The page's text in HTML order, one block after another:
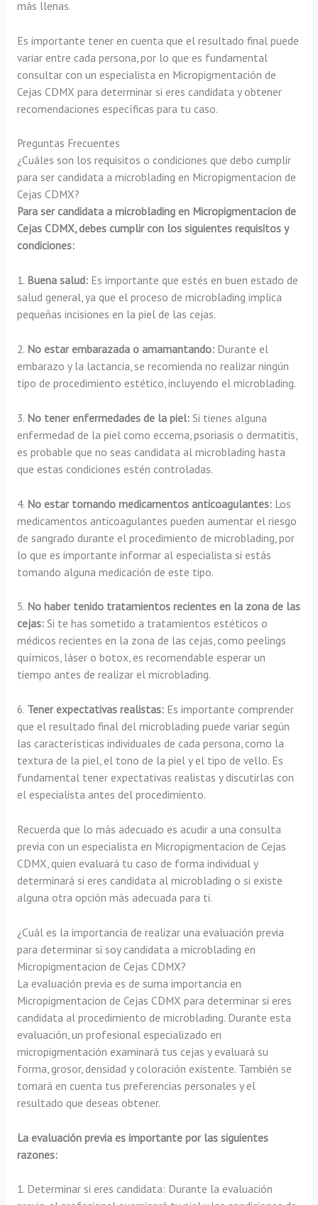
más llenas.
Es importante tener en cuenta que el resultado final puede
variar entre cada persona, por lo que es fundamental
consultar con un especialista en Micropigmentación de
Cejas CDMX para determinar si eres candidata y obtener
recomendaciones específicas para tu caso.
Preguntas Frecuentes
¿Cuáles son los requisitos o condiciones que debo cumplir
para ser candidata a microblading en Micropigmentacion de
Cejas CDMX?
Para ser candidata a microblading en Micropigmentacion de
Cejas CDMX, debes cumplir con los siguientes requisitos y
condiciones:
1. Buena salud:Es importante que estés en buen estado de
salud general, ya que el proceso de microblading implica
pequeñas incisiones en la piel de las cejas.
2. No estar embarazada o amamantando:Durante el
embarazo y la lactancia, se recomienda no realizar ningún
tipo de procedimiento estético, incluyendo el microblading.
3. No tener enfermedades de la piel:Si tienes alguna
enfermedad de la piel como eccema, psoriasis o dermatitis,
es probable que no seas candidata al microblading hasta
que estas condiciones estén controladas.
4. No estar tomando medicamentos anticoagulantes:Los
medicamentos anticoagulantes pueden aumentar el riesgo
de sangrado durante el procedimiento de microblading, por
lo que es importante informar al especialista si estás
tomando alguna medicación de este tipo.
5. No haber tenido tratamientos recientes en la zona de las
cejas:Si te has sometido a tratamientos estéticos o
médicos recientes en la zona de las cejas, como peelings
químicos, láser o botox, es recomendable esperar un
tiempo antes de realizar el microblading.
6. Tener expectativas realistas:Es importante comprender
que el resultado final del microblading puede variar según
las características individuales de cada persona, como la
textura de la piel, el tono de la piel y el tipo de vello. Es
fundamental tener expectativas realistas y discutirlas con
el especialista antes del procedimiento.
Recuerda que lo más adecuado es acudir a una consulta
previa con un especialista en Micropigmentacion de Cejas
CDMX, quien evaluará tu caso de forma individual y
determinará si eres candidata al microblading o si existe
alguna otra opción más adecuada para ti.
¿Cuál es la importancia de realizar una evaluación previa
para determinar si soy candidata a microblading en
Micropigmentacion de Cejas CDMX?
La evaluación previa es de suma importancia en
Micropigmentacion de Cejas CDMX para determinar si eres
candidata al procedimiento de microblading. Durante esta
evaluación, un profesional especializado en
micropigmentación examinará tus cejas y evaluará su
forma, grosor, densidad y coloración existente. También se
tomará en cuenta tus preferencias personales y el
resultado que deseas obtener.
La evaluación previa es importante por las siguientes
razones:
1. Determinar si eres candidata: Durante la evaluación